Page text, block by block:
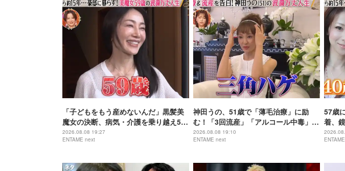
「子どもをもう産めないんだ」黒髪美
魔女の決断、病気・介護を乗り越え56
歳で“おばあちゃん”に
2026.08.08 19:27
ENTAME next
神田うの、51歳で「薄毛治療」に励
む！「3回流産」「アルコール中毒」自
身の過去を赤裸々告白
2026.08.08 19:10
ENTAME next
57歳
着、
を披露